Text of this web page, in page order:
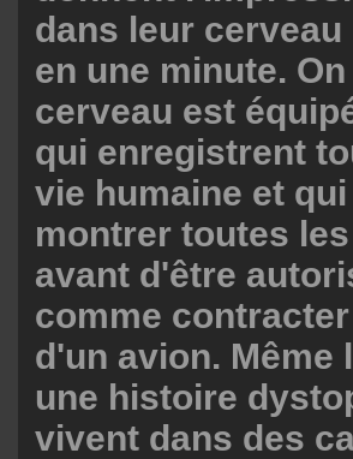
dans leur
en une minute.
cerveau est
qui enregistrent
vie humaine et
montrer toutes
avant d'être
comme
d'un avion.
une histoire
vivent dans des